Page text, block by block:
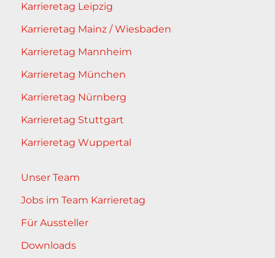
Karrieretag Leipzig
Karrieretag Mainz / Wiesbaden
Karrieretag Mannheim
Karrieretag München
Karrieretag Nürnberg
Karrieretag Stuttgart
Karrieretag Wuppertal
Unser Team
Jobs im Team Karrieretag
Für Aussteller
Downloads